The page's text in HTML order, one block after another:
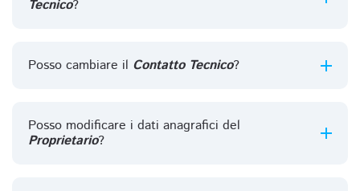
Tecnico?
Posso cambiare il Contatto Tecnico?
Posso modificare i dati anagrafici del
Proprietario?